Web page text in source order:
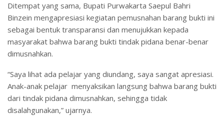
Ditempat yang sama, Bupati Purwakarta Saepul Bahri
Binzein mengapresiasi kegiatan pemusnahan barang bukti ini
sebagai bentuk transparansi dan menujukkan kepada
masyarakat bahwa barang bukti tindak pidana benar-benar
dimusnahkan.
“Saya lihat ada pelajar yang diundang, saya sangat apresiasi.
Anak-anak pelajar menyaksikan langsung bahwa barang bukti
dari tindak pidana dimusnahkan, sehingga tidak
disalahgunakan,” ujarnya.